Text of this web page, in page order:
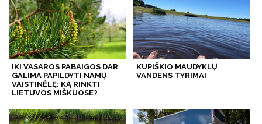
IKI VASAROS PABAIGOS DAR
GALIMA PAPILDYTI NAMŲ
VAISTINĖLĘ: KĄ RINKTI
LIETUVOS MIŠKUOSE?
KUPIŠKIO MAUDYKLŲ
VANDENS TYRIMAI